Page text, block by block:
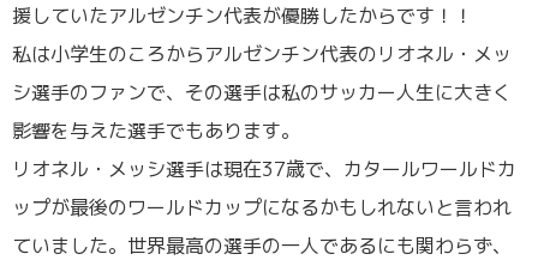
援していたアルゼンチン代表が優勝したからです！！
私は小学生のころからアルゼンチン代表のリオネル・メッ
シ選手のファンで、その選手は私のサッカー人生に大きく
影響を与えた選手でもあります。
リオネル・メッシ選手は現在37歳で、カタールワールドカ
ップが最後のワールドカップになるかもしれないと言われ
ていました。世界最高の選手の一人であるにも関わらず、